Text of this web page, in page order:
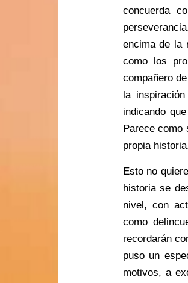
concuerda
encima de la
como los
compañero
la
indicando
Parece como
propia
Esto no
historia se
nivel, con
como
recordarán
puso un
motivos, a